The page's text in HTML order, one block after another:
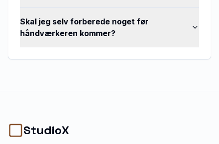
Skal jeg selv forberede noget før
håndværkeren kommer?
StudioX